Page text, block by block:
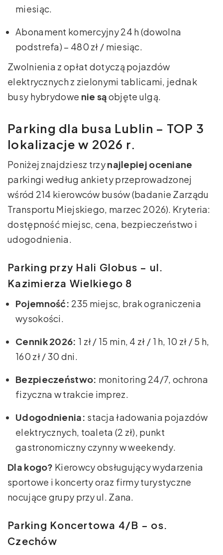
miesiąc.
Abonament komercyjny 24 h (dowolna
podstrefa) – 480 zł / miesiąc.
Zwolnienia z opłat dotyczą pojazdów
elektrycznych z zielonymi tablicami, jednak
busy hybrydowe nie sąobjęte ulgą.
Parking dla busa Lublin – TOP 3
lokalizacje w 2026 r.
Poniżej znajdziesz trzynajlepiej oceniane
parkingi według ankiety przeprowadzonej
wśród 214 kierowców busów (badanie Zarządu
Transportu Miejskiego, marzec 2026). Kryteria:
dostępność miejsc, cena, bezpieczeństwo i
udogodnienia.
Parking przy Hali Globus – ul.
Kazimierza Wielkiego 8
Pojemność: 235 miejsc, brak ograniczenia
wysokości.
Cennik 2026: 1 zł / 15 min, 4 zł / 1 h, 10 zł / 5 h,
160 zł / 30 dni.
Bezpieczeństwo: monitoring 24/7, ochrona
fizyczna w trakcie imprez.
Udogodnienia: stacja ładowania pojazdów
elektrycznych, toaleta (2 zł), punkt
gastronomiczny czynny w weekendy.
Dla kogo? Kierowcy obsługujący wydarzenia
sportowe i koncerty oraz firmy turystyczne
nocujące grupy przy ul. Zana.
Parking Koncertowa 4/B – os.
Czechów